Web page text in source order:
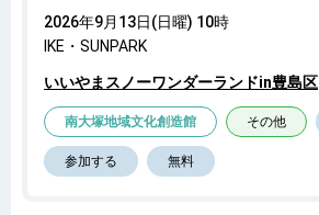
2026年9月13日(日曜) 10時
IKE・SUNPARK
いいやまスノーワンダーランドin豊島区
南大塚地域文化創造館 その他
参加する 無料